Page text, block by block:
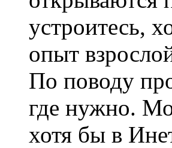
устроитесь,
опыт
По поводу
где нужно.
хотя бы в